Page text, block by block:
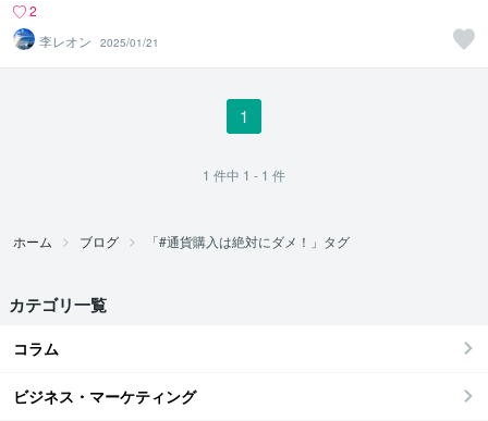
2
李レオン
2025/01/21
1
1 件中 1 - 1 件
ホーム ブログ 「#通貨購入は絶対にダメ！」タグ
カテゴリ一覧
コラム
ビジネス・マーケティング